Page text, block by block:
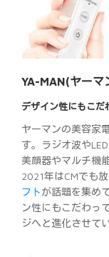
YA-MAN(ヤーマ
デザイン性にもこだ
ヤーマンの美容家
す。ラジオ波や
美顔器やマルチ機
2021年はCMでも
フトが話題を集め
ン性にもこだわっ
ジへと進化させて